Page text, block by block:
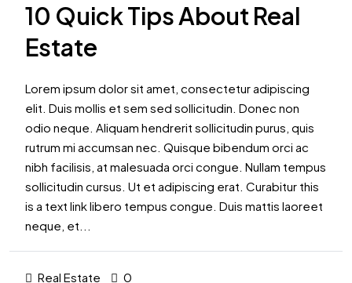
10 Quick Tips About Real
Estate
Lorem ipsum dolor sit amet, consectetur adipiscing
elit. Duis mollis et sem sed sollicitudin. Donec non
odio neque. Aliquam hendrerit sollicitudin purus, quis
rutrum mi accumsan nec. Quisque bibendum orci ac
nibh facilisis, at malesuada orci congue. Nullam tempus
sollicitudin cursus. Ut et adipiscing erat. Curabitur this
is a text link libero tempus congue. Duis mattis laoreet
neque, et...
Real Estate 0